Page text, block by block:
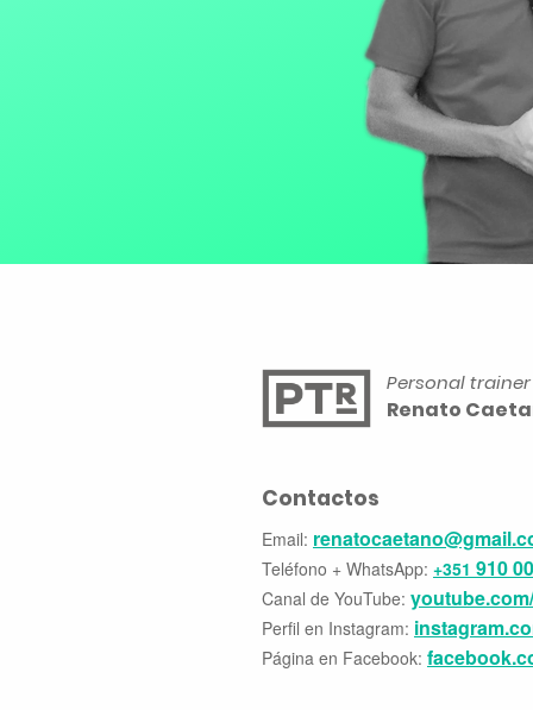
Personal trainer
Renato
Contactos
Email:
Teléfono + WhatsApp: +351 910
Canal de YouTube:
Perfil en Instagram:
Página en Facebook: